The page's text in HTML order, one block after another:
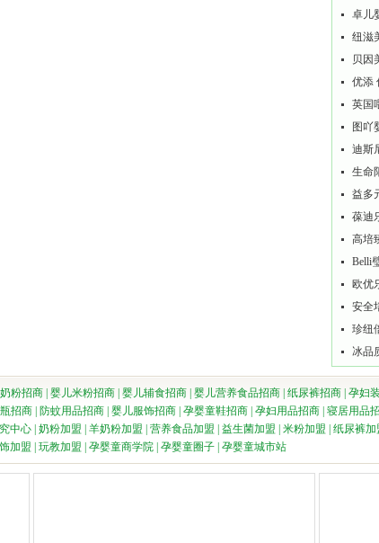
卓儿
纽滋
贝因
优添
英国
图吖
迪斯
生命
益多
葆迪
高培
Belli
欧优
安全
珍纽
冰品
粉招商 婴儿米粉招商 婴儿辅食招商 婴儿营养食品招商 纸尿裤招商 孕妇
招商 防蚊用品招商 婴儿服饰招商 孕婴童鞋招商 孕妇用品招商 寝居用品
中心 奶粉加盟 羊奶粉加盟 营养食品加盟 益生菌加盟 米粉加盟 纸尿裤加
加盟 玩教加盟 孕婴童商学院 孕婴童圈子 孕婴童城市站